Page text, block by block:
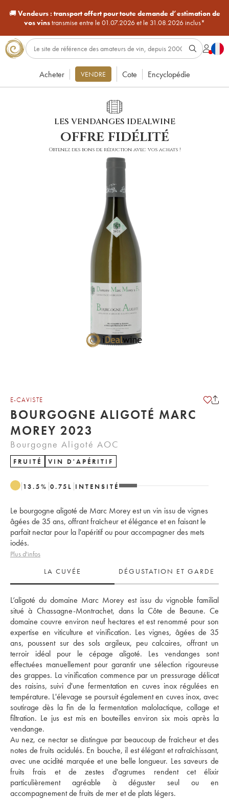
🚚Vendeurs : transport offert pour toute demande d’estimation de
vos vinstransmise entre le 01.07.2026 et le 31.08.2026 inclus*
Acheter VENDRE Cote Encyclopédie
LES VENDANGES IDEALWINE
offre fidélité
Obtenez des bons de réduction avec vos achats !
E-CAVISTE
BOURGOGNE ALIGOTÉ MARC
MOREY 2023
Bourgogne Aligoté AOC
FRUITÉ VIN D'APÉRITIF
13.5% 0.75 L INTENSITÉ
Le bourgogne aligoté de Marc Morey est un vin issu de vignes
âgées de 35 ans, offrant fraîcheur et élégance et en faisant le
parfait nectar pour la l'apéritif ou pour accompagner des mets
iodés.
Plus d'infos
LA CUVÉE
DÉGUSTATION ET GARDE
L’aligoté du domaine Marc Morey est issu du vignoble familial
situé à Chassagne-Montrachet, dans la Côte de Beaune. Ce
domaine couvre environ neuf hectares et est renommé pour son
expertise en viticulture et vinification. Les vignes, âgées de 35
ans, poussent sur des sols argileux, peu calcaires, offrant un
terroir idéal pour le cépage aligoté. Les vendanges sont
effectuées manuellement pour garantir une sélection rigoureuse
des grappes. La vinification commence par un pressurage délicat
des raisins, suivi d'une fermentation en cuves inox régulées en
température. L'élevage se poursuit également en cuves inox, avec
soutirage dès la fin de la fermentation malolactique, collage et
filtration. Le jus est mis en bouteilles environ six mois après la
vendange.
Au nez, ce nectar se distingue par beaucoup de fraîcheur et des
notes de fruits acidulés. En bouche, il est élégant et rafraîchissant,
avec une acidité marquée et une belle longueur. Les saveurs de
fruits frais et de zestes d'agrumes rendent cet élixir
particulièrement agréable à déguster seul ou en
accompagnement de fruits de mer et de plats légers.